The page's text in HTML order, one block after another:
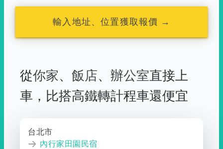
輸入地址、位置獲取報價 →
從你家、 飯店、 辦公室直接上
車， 比搭高鐵轉計程車還便宜
台北市
內行家田園民宿